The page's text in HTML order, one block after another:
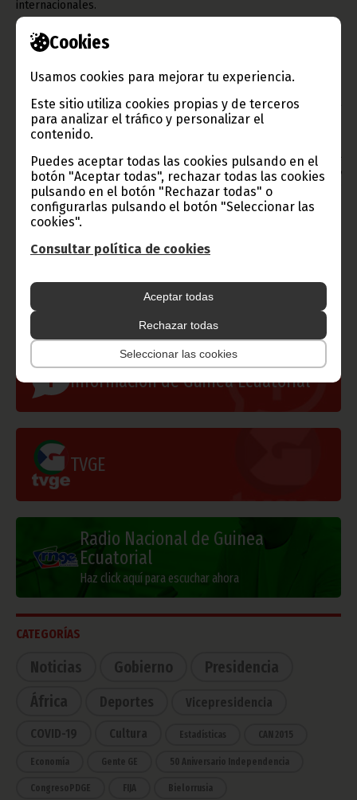
Cookies
Usamos cookies para mejorar tu experiencia.
Este sitio utiliza cookies propias y de terceros
para analizar el tráfico y personalizar el
contenido.
Puedes aceptar todas las cookies pulsando en el
botón "Aceptar todas", rechazar todas las cookies
pulsando en el botón "Rechazar todas" o
configurarlas pulsando el botón "Seleccionar las
cookies".
Consultar política de cookies
Aceptar todas
Rechazar todas
Seleccionar las cookies
internacionales.
Los trabajos de evaluación y planificación continuarán este
martes, 9 de junio, en Malabo, con nuevas reuniones técnicas
orientadas a concretar las soluciones y el calendario de
actuaciones que permitan recuperar la funcionalidad de las
principales infraestructuras deportivas del país.
Texto y fotos: Departamento de Prensa del Gabinete del
Primer Ministro
Oficina de Información y Prensa de Guinea Ecuatorial
Aviso: La reproducción total o parcial de este artículo o de las
imágenes que lo acompañen debe hacerse, siempre y en todo
lugar, con la mención de la fuente de origen de la misma
(Oficina de Información y Prensa de Guinea Ecuatorial).
Gobierno e Instituciones
Información de Guinea Ecuatorial
TVGE
Radio Nacional de Guinea
Ecuatorial
Haz click aquí para escuchar ahora
CATEGORÍAS
Noticias Gobierno
Presidencia
África
Deportes Vicepresidencia
COVID-19 Cultura Estadísticas CAN 2015
Economía Gente GE 50 Aniversario Independencia
CongresoPDGE FIJA Bielorrusia